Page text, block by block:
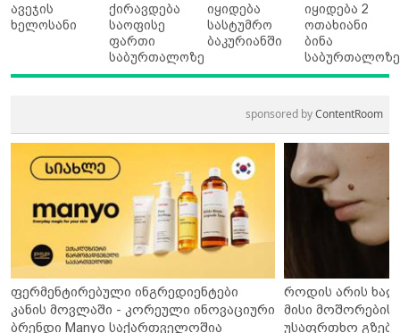
ავეჯის
ხელოსანი
ქირავდება
საოფისე
ფართი
საბურთალოზე
იყიდება
სასტუმრო
ბაკურიანში
იყიდება 2
ოთახიანი
ბინა
საბურთალოზე
sponsored byContentRoom
ფერმენტირებული ინგრედიენტები
კანის მოვლაში - კორეული ინოვაციური
ბრენდი Manyo საქართველოშია
როდის არის
მისი მოშორების
უსაფრთხო გზები